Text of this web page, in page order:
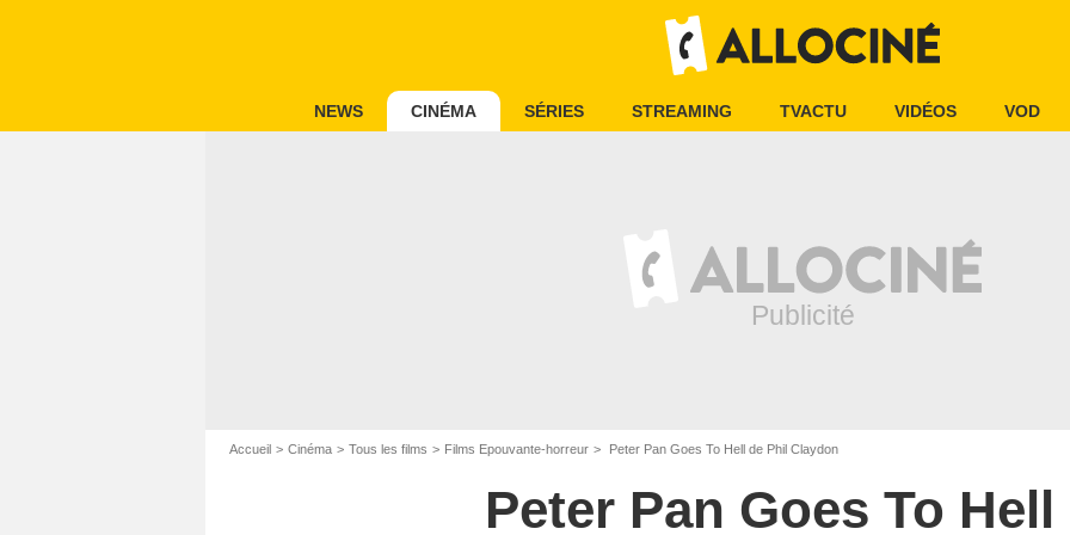
NEWS CINÉMA SÉRIES STREAMING TVACTU VIDÉOS VOD
Accueil Cinéma Tous les films Films Epouvante-horreur Peter Pan Goes To Hell de Phil Claydon
Peter Pan Goes To Hell